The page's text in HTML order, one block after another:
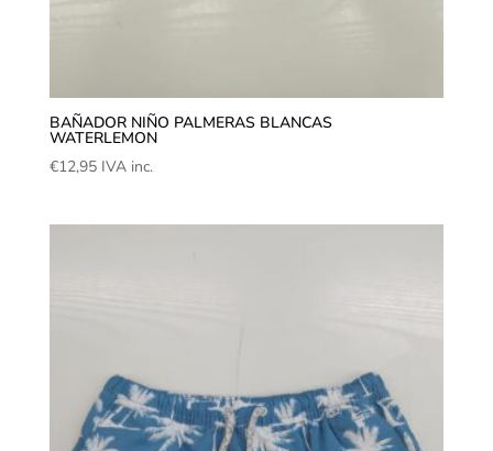
BAÑADOR NIÑO PALMERAS BLANCAS
WATERLEMON
€12,95 IVA inc.